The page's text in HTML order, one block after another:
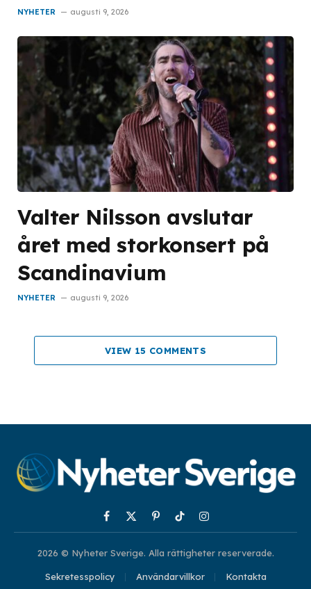
NYHETER augusti 9, 2026
Valter Nilsson avslutar
året med storkonsert på
Scandinavium
NYHETER augusti 9, 2026
VIEW 15 COMMENTS
Facebook
X
(Twitter)
PinterestTikTokInstagram
2026 © Nyheter Sverige. Alla rättigheter reserverade.
Sekretesspolicy Användarvillkor Kontakta